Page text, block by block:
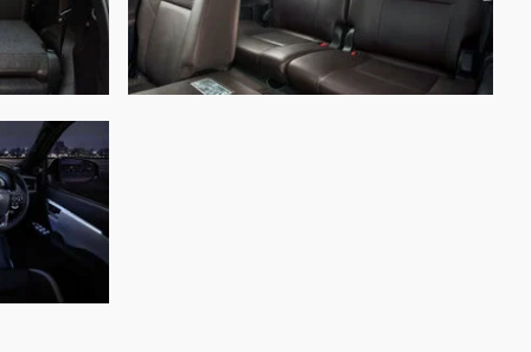
рычажная, пружинная
рычажная, пружинная
вентилируемые